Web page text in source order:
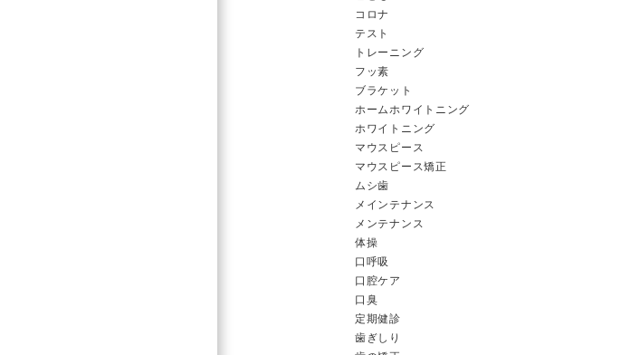
コロナ
テスト
トレーニング
フッ素
ブラケット
ホームホワイトニング
ホワイトニング
マウスピース
マウスピース矯正
ムシ歯
メインテナンス
メンテナンス
体操
口呼吸
口腔ケア
口臭
定期健診
歯ぎしり